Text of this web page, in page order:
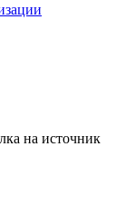
на источник